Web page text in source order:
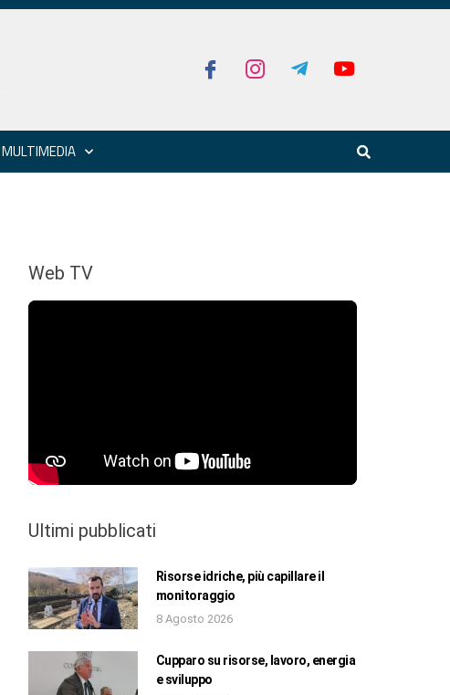
MULTIMEDIA
Web TV
Ultimi pubblicati
Risorse idriche, più capillare il
monitoraggio
8 Agosto 2026
Cupparo su risorse, lavoro, energia
e sviluppo